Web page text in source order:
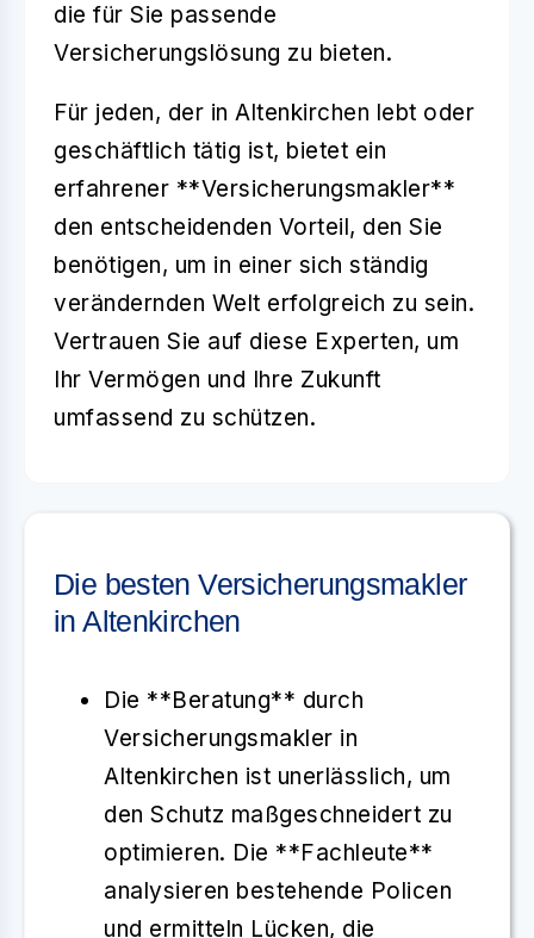
die für Sie passende
Versicherungslösung zu bieten.
Für jeden, der in Altenkirchen lebt oder
geschäftlich tätig ist, bietet ein
erfahrener **Versicherungsmakler**
den entscheidenden Vorteil, den Sie
benötigen, um in einer sich ständig
verändernden Welt erfolgreich zu sein.
Vertrauen Sie auf diese Experten, um
Ihr Vermögen und Ihre Zukunft
umfassend zu schützen.
Die besten Versicherungsmakler
in Altenkirchen
Die **Beratung** durch
Versicherungsmakler in
Altenkirchen ist unerlässlich, um
den Schutz maßgeschneidert zu
optimieren. Die **Fachleute**
analysieren bestehende Policen
und ermitteln Lücken, die